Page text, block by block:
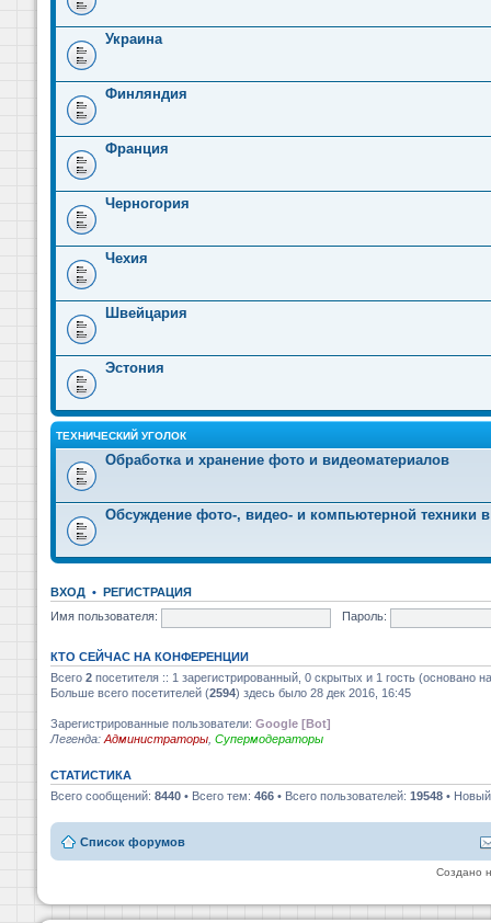
Украина
Финляндия
Франция
Черногория
Чехия
Швейцария
Эстония
ТЕХНИЧЕСКИЙ УГОЛОК
Обработка и хранение фото и видеоматериалов
Обсуждение фото-, видео- и компьютерной техники в
ВХОД • РЕГИСТРАЦИЯ
Имя пользователя:
Пароль:
КТО СЕЙЧАС НА КОНФЕРЕНЦИИ
Всего 2 посетителя :: 1 зарегистрированный, 0 скрытых и 1 гость (основано
Больше всего посетителей (2594) здесь было 28 дек 2016, 16:45
Зарегистрированные пользователи: Google [Bot]
Легенда: Администраторы Супермодераторы
СТАТИСТИКА
Всего сообщений: 8440 • Всего тем: 466 • Всего пользователей: 19548 •
Список форумов
Создано